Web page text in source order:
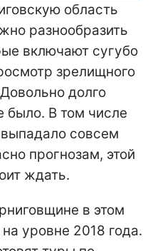
область
разнообразить
включают сугубо
зрелищного
долго
было. В том числе
выпадало совсем
прогнозам, этой
ждать.
в этом
уровне 2018 года.